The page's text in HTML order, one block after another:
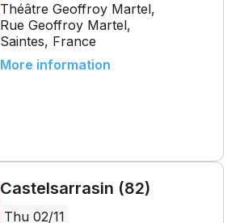
Théâtre Geoffroy Martel,
Rue Geoffroy Martel,
Saintes, France
More information
Castelsarrasin (82)
Thu 02/11